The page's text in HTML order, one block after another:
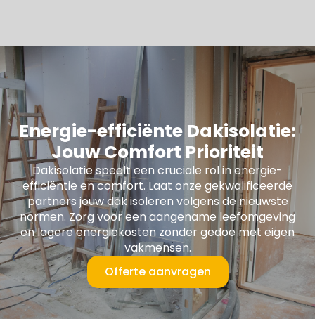
Energie-efficiënte Dakisolatie:
Jouw Comfort Prioriteit
Dakisolatie speelt een cruciale rol in energie-
efficiëntie en comfort. Laat onze gekwalificeerde
partners jouw dak isoleren volgens de nieuwste
normen. Zorg voor een aangename leefomgeving
en lagere energiekosten zonder gedoe met eigen
vakmensen.
Offerte aanvragen